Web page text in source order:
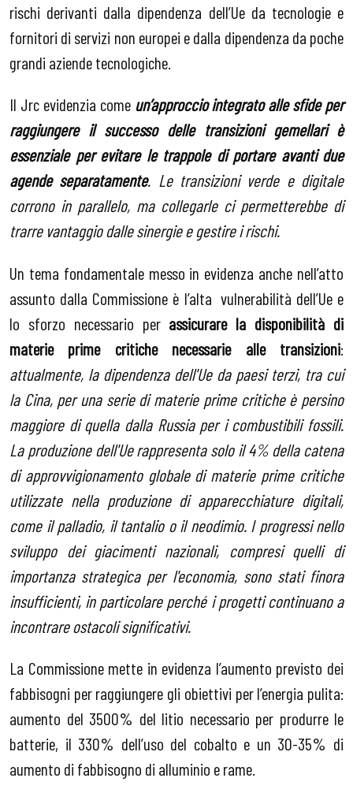
rischi derivanti dalla dipendenza dell’Ue da tecnologie e
fornitori di servizi non europei e dalla dipendenza da poche
grandi aziende tecnologiche.
Il Jrc evidenzia come un’approccio integrato alle sfide per
raggiungere il successo delle transizioni gemellari è
essenziale per evitare le trappole di portare avanti due
agende separatamente. Le transizioni verde e digitale
corrono in parallelo, ma collegarle ci permetterebbe di
trarre vantaggio dalle sinergie e gestire i rischi.
Un tema fondamentale messo in evidenza anche nell’atto
assunto dalla Commissione è l’alta vulnerabilità dell’Ue e
lo sforzo necessario per assicurare la disponibilità di
materie prime critiche necessarie alle transizioni:
attualmente, la dipendenza dell'Ue da paesi terzi, tra cui
la Cina, per una serie di materie prime critiche è persino
maggiore di quella dalla Russia per i combustibili fossili.
La produzione dell'Ue rappresenta solo il 4% della catena
di approvvigionamento globale di materie prime critiche
utilizzate nella produzione di apparecchiature digitali,
come il palladio, il tantalio o il neodimio. I progressi nello
sviluppo dei giacimenti nazionali, compresi quelli di
importanza strategica per l'economia, sono stati finora
insufficienti, in particolare perché i progetti continuano a
incontrare ostacoli significativi.
La Commissione mette in evidenza l’aumento previsto dei
fabbisogni per raggiungere gli obiettivi per l’energia pulita:
aumento del 3500% del litio necessario per produrre le
batterie, il 330% dell’uso del cobalto e un 30-35% di
aumento di fabbisogno di alluminio e rame.